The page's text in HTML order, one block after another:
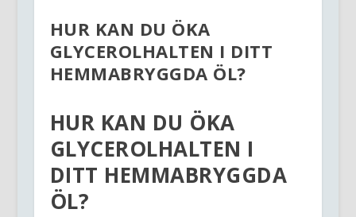
HUR KAN DU ÖKA
GLYCEROLHALTEN I DITT
HEMMABRYGGDA ÖL?
HUR KAN DU ÖKA
GLYCEROLHALTEN I
DITT HEMMABRYGGDA
ÖL?